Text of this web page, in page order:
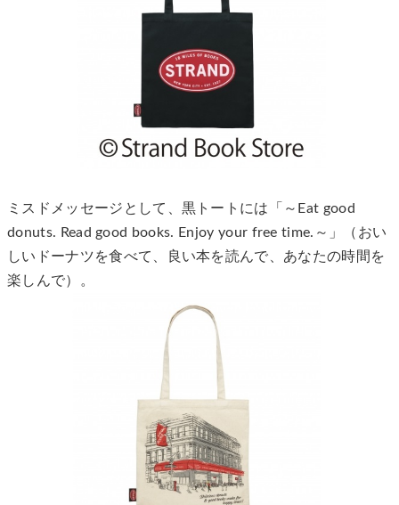
ミスドメッセージとして、黒トートには「～Eat good
donuts. Read good books. Enjoy your free time.～」（おい
しいドーナツを食べて、良い本を読んで、あなたの時間を
楽しんで）。